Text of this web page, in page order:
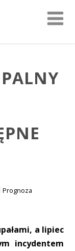
Prognoza
a lipiec
incydentem